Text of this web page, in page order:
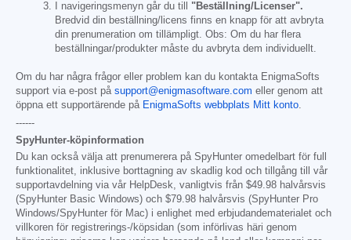
I navigeringsmenyn går du till "Beställning/Licenser".
Bredvid din beställning/licens finns en knapp för att avbryta
din prenumeration om tillämpligt. Obs: Om du har flera
beställningar/produkter måste du avbryta dem individuellt.
Om du har några frågor eller problem kan du kontakta EnigmaSofts
support via e-post på support@enigmasoftware.com eller genom att
öppna ett supportärende på EnigmaSofts webbplats Mitt konto.
------
SpyHunter-köpinformation
Du kan också välja att prenumerera på SpyHunter omedelbart för full
funktionalitet, inklusive borttagning av skadlig kod och tillgång till vår
supportavdelning via vår HelpDesk, vanligtvis från $49.98 halvårsvis
(SpyHunter Basic Windows) och $79.98 halvårsvis (SpyHunter Pro
Windows/SpyHunter för Mac) i enlighet med erbjudandematerialet och
villkoren för registrerings-/köpsidan (som införlivas häri genom